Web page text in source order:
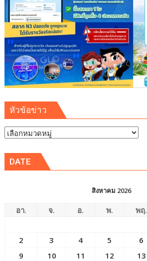
หัวข้อข่าว
หัวข้อ
DATE
สิงหาคม 2026
อา. จ. อ. พ. พฤ.
2
3 4 5 6
9
10 11 12 13